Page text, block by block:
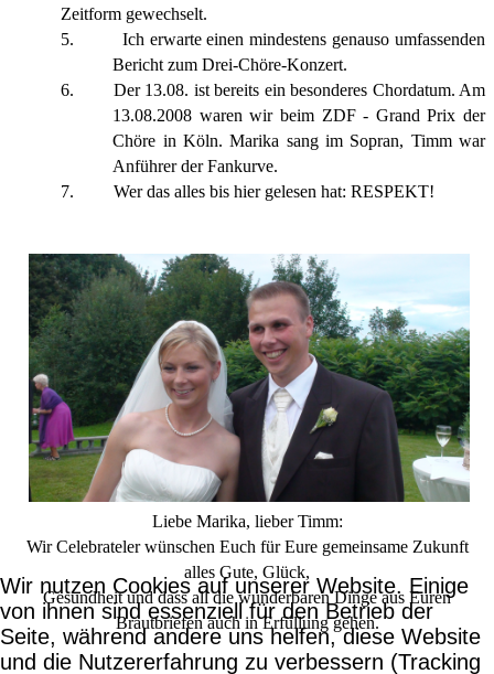
Zeitform gewechselt.
5. Ich erwarte einen mindestens genauso umfassenden
Bericht zum Drei-Chöre-Konzert.
6. Der 13.08. ist bereits ein besonderes Chordatum. Am
13.08.2008 waren wir beim ZDF - Grand Prix der
Chöre in Köln. Marika sang im Sopran, Timm war
Anführer der Fankurve.
7. Wer das alles bis hier gelesen hat: RESPEKT!
Liebe Marika, lieber Timm:
Wir Celebrateler wünschen Euch für Eure gemeinsame Zukunft
alles Gute, Glück,
Gesundheit und dass all die wunderbaren Dinge aus Euren
Brautbriefen auch in Erfüllung gehen.
Wir nutzen Cookies auf unserer Website. Einige
von ihnen sind essenziell für den Betrieb der
Seite, während andere uns helfen, diese Website
und die Nutzererfahrung zu verbessern (Tracking